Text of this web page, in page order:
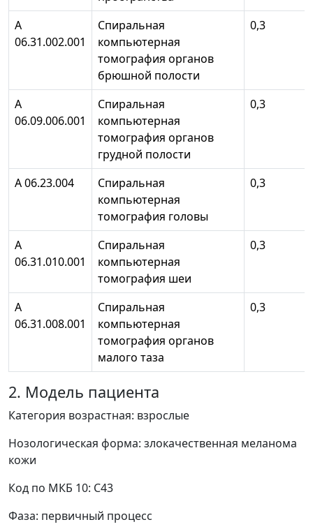
А
06.31.002.001
Спиральная
компьютерная
томография органов
брюшной полости
0,3
А
06.09.006.001
Спиральная
компьютерная
томография органов
грудной полости
0,3
А 06.23.004
Спиральная
компьютерная
томография головы
0,3
А
06.31.010.001
Спиральная
компьютерная
томография шеи
0,3
А
06.31.008.001
Спиральная
компьютерная
томография органов
малого таза
0,3
2. Модель пациента
Категория возрастная: взрослые
Нозологическая форма: злокачественная меланома
кожи
Код по МКБ 10: С43
Фаза: первичный процесс